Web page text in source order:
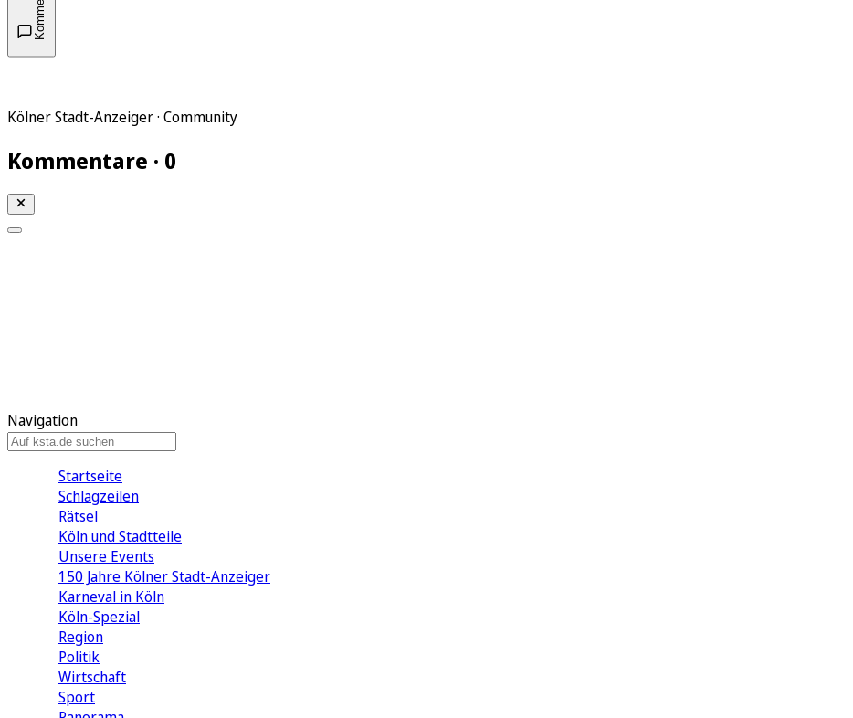
Kölner Stadt-Anzeiger · Community
Kommentare · 0
Navigation
Startseite
Schlagzeilen
Rätsel
Köln und Stadtteile
Unsere Events
150 Jahre Kölner Stadt-Anzeiger
Karneval in Köln
Köln-Spezial
Region
Politik
Wirtschaft
Sport